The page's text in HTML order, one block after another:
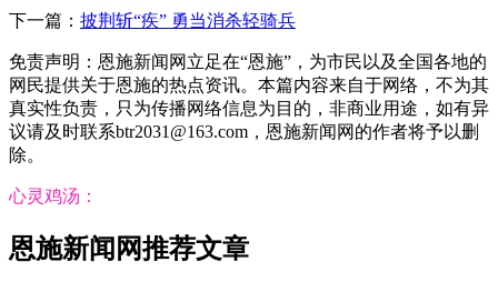
下一篇： 披荆斩“疾” 勇当消杀轻骑兵
免责声明：恩施新闻网立足在“恩施”，为市民以及全国各地的
网民提供关于恩施的热点资讯。本篇内容来自于网络，不为其
真实性负责，只为传播网络信息为目的，非商业用途，如有异
议请及时联系btr2031@163.com，恩施新闻网的作者将予以删
除。
心灵鸡汤：
恩施新闻网推荐文章